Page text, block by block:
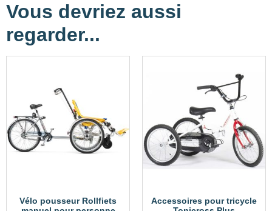
Vous devriez aussi
regarder...
Vélo pousseur Rollfiets
Accessoires pour tricycle